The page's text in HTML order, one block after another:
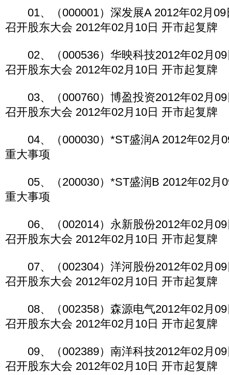
01、（000001）深发展A 2012年02月09
召开股东大会 2012年02月10日 开市起复牌
02、（000536）华映科技2012年02月09
召开股东大会 2012年02月10日 开市起复牌
03、（000760）博盈投资2012年02月09
召开股东大会 2012年02月10日 开市起复牌
04、（000030）*ST盛润A 2012年02月
重大事项
05、（200030）*ST盛润B 2012年02月
重大事项
06、（002014）永新股份2012年02月09
召开股东大会 2012年02月10日 开市起复牌
07、（002304）洋河股份2012年02月09
召开股东大会 2012年02月10日 开市起复牌
08、（002358）森源电气2012年02月09
召开股东大会 2012年02月10日 开市起复牌
09、（002389）南洋科技2012年02月09
召开股东大会 2012年02月10日 开市起复牌